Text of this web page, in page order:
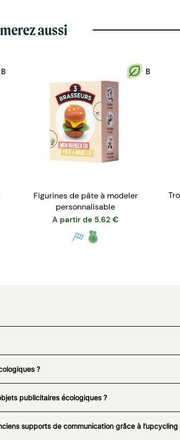
aussi
B B
Figurines de pâte à modeler
personnalisable
A partir de 5.62 €
?
publicitaires écologiques ?
supports de communication grâce à l’upcycling